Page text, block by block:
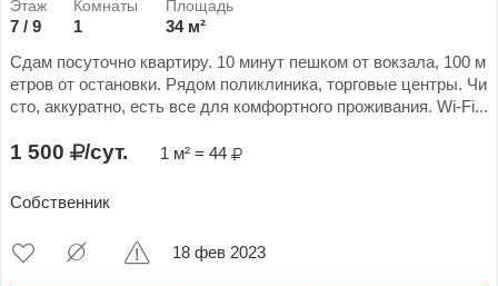
7 / 9 1
34 м²
Сдам посуточно квартиру. 10 минут пешком от вокзала, 100 м
етров от остановки. Рядом поликлиника, торговые центры. Чи
сто, аккуратно, есть все для комфортного проживания. Wi-Fi...
1 500 /сут. 1 м² = 44
Собственник
18 фев 2023